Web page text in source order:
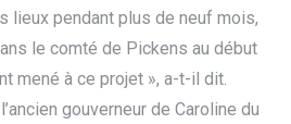
lieux pendant plus de neuf mois,
le comté de Pickens au début
mené à ce projet », a-t-il dit.
gouverneur de Caroline du